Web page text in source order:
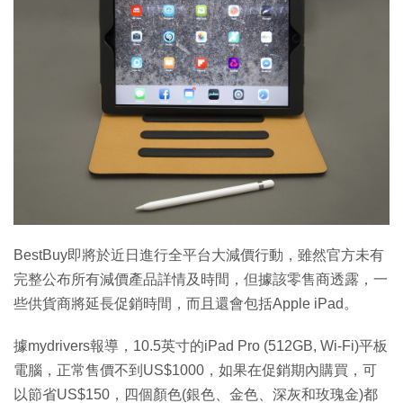
生成式AI與雲端應用
Enterprise Digital Transformation
BestBuy即將於近日進行全平台大減價行動，雖然官方未有
完整公布所有減價產品詳情及時間，但據該零售商透露，一
些供貨商將延長促銷時間，而且還會包括Apple iPad。
據mydrivers報導，10.5英寸的iPad Pro (512GB, Wi-Fi)平板
電腦，正常售價不到US$1000，如果在促銷期內購買，可
以節省US$150，四個顏色(銀色、金色、深灰和玫瑰金)都